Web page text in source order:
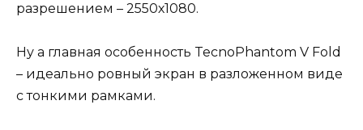
разрешением – 2550х1080.
Ну а главная особенность TecnoPhantom V Fold
– идеально ровный экран в разложенном виде
с тонкими рамками.